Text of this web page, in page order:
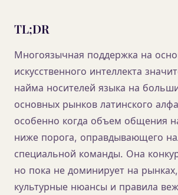
TL;DR
Многоязычная поддержка на
искусственного интеллекта
найма носителей языка на
основных рынков латинского
особенно когда объем общения
ниже порога, оправдывающего
специальной команды. Она
но пока не доминирует на
культурные нюансы и правила